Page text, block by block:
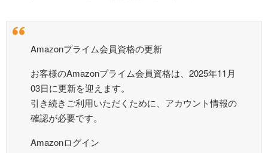
Amazonプライム会員資格の更新
お客様のAmazonプライム会員資格は、2025年11月
03日に更新を迎えます。
引き続きご利用いただくために、アカウント情報の
確認が必要です。
Amazonログイン